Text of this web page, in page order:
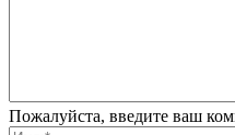
Пожалуйста, введите ваш